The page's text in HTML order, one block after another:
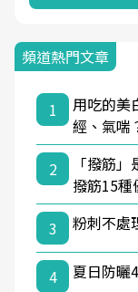
頻道熱門文章
1
用吃的美
經、氣喘
2
「撥筋
撥筋15
3
粉刺不
4 夏日防